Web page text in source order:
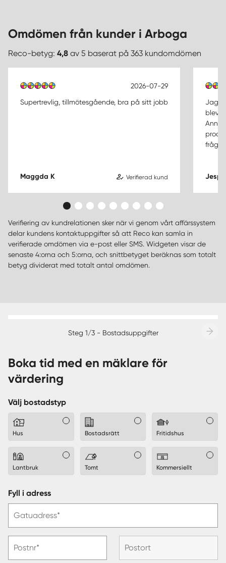
Omdömen från kunder i Arboga
Reco-betyg: 4,8 av 5 baserat på 363 kundomdömen
2026-07-29
Supertrevlig, tillmötesgående, bra på sitt jobb
Maggda K Verifierad kund
Jag
blev
Ann-
Verifiering av kundrelationen sker när vi genom vårt affärssystem
delar kundens kontaktuppgifter så att Reco kan samla in
verifierade omdömen via e-post eller SMS. Widgeten visar de
senaste 4:orna och 5:orna, och snittbetyget beräknas som totalt
betyg dividerat med totalt antal omdömen.
Steg 1/3 - Bostadsuppgifter
Boka tid med en mäklare för
värdering
Välj bostadstyp
Hus Bostadsrätt Fritidshus
Lantbruk Tomt Kommersiellt
Fyll i adress
Gatuadress*
Postnr* Postort